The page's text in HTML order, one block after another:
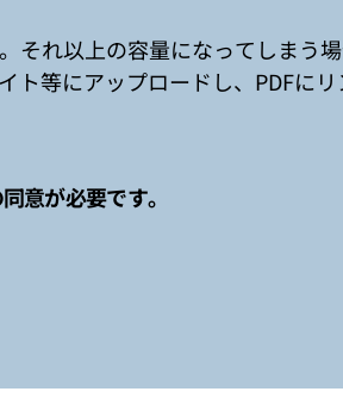
それ以上の容量になってしまう
ト等にアップロードし、PDFに
意が必要です。